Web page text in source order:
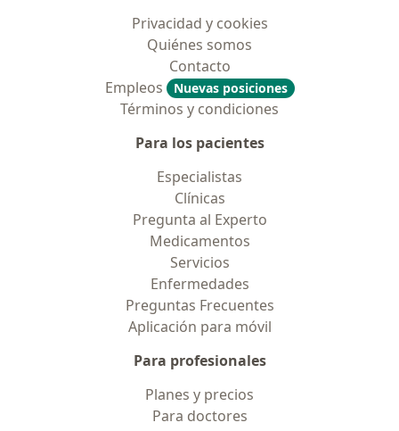
Privacidad y cookies
Quiénes somos
Contacto
Empleos
Nuevas posiciones
Términos y condiciones
Para los pacientes
Especialistas
Clínicas
Pregunta al Experto
Medicamentos
Servicios
Enfermedades
Preguntas Frecuentes
Aplicación para móvil
Para profesionales
Planes y precios
Para doctores